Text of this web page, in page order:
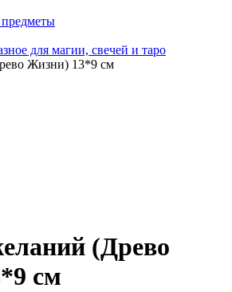
для магии, свечей и таро
Жизни) 13*9 см
(Древо
см